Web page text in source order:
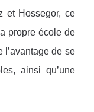
et Hossegor, ce
propre école de
l’avantage de se
ainsi qu’une